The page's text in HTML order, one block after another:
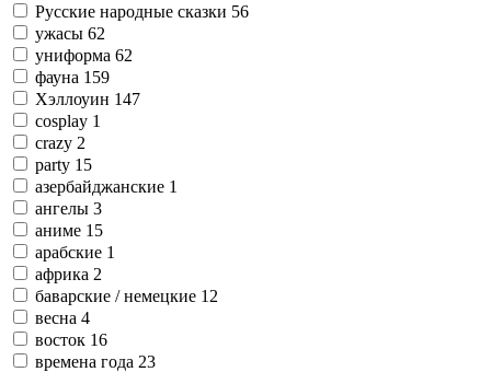
Русские народные сказки 56
ужасы 62
униформа 62
фауна 159
Хэллоуин 147
cosplay 1
crazy 2
party 15
азербайджанские 1
ангелы 3
аниме 15
арабские 1
африка 2
баварские / немецкие 12
весна 4
восток 16
времена года 23